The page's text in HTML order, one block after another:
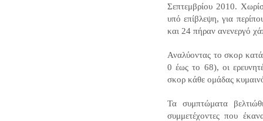
Σεπτεμβρίου 2010.
υπό επίβλεψη, για
και 24 πήραν ανενεργό
Αναλύοντας το σκορ
0 έως το 68), οι
σκορ κάθε ομάδας
Τα συμπτώματα
συμμετέχοντες που